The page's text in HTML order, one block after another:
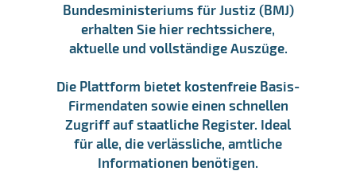
Bundesministeriums für Justiz (BMJ)
erhalten Sie hier rechtssichere,
aktuelle und vollständige Auszüge.
Die Plattform bietet kostenfreie Basis-
Firmendaten sowie einen schnellen
Zugriff auf staatliche Register. Ideal
für alle, die verlässliche, amtliche
Informationen benötigen.